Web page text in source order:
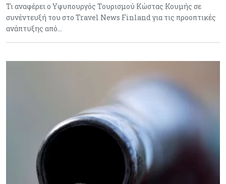
Τι αναφέρει ο Υφυπουργός Τουρισμού Κώστας Κουμής σε
συνέντευξή του στο Travel News Finland για τις προοπτικές
ανάπτυξης από…